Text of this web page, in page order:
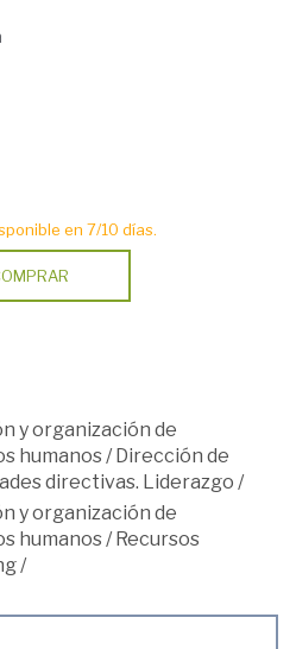
en 7/10 días.
y organización de
humanos/Dirección de
directivas. Liderazgo /
y organización de
humanos/Recursos
/